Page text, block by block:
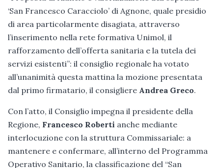
‘San Francesco Caracciolo’ di Agnone, quale presidio
di area particolarmente disagiata, attraverso
l’inserimento nella rete formativa Unimol, il
rafforzamento dell’offerta sanitaria e la tutela dei
servizi esistenti”: il consiglio regionale ha votato
all’unanimità questa mattina la mozione presentata
dal primo firmatario, il consigliere Andrea Greco.
Con l’atto, il Consiglio impegna il presidente della
Regione, Francesco Roberti anche mediante
interlocuzione con la struttura Commissariale: a
mantenere e confermare, all’interno del Programma
Operativo Sanitario, la classificazione del “San